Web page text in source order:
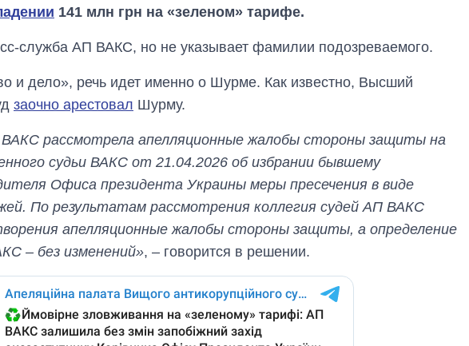
141 млн грн на «зеленом» тарифе.
служба АП ВАКС, но не указывает фамилии подозреваемого.
и дело», речь идет именно о Шурме. Как известно, Высший
заочно арестовал Шурму.
рассмотрела апелляционные жалобы стороны защиты на
судьи ВАКС от 21.04.2026 об избрании бывшему
Офиса президента Украины меры пресечения в виде
По результатам рассмотрения коллегия судей АП ВАКС
апелляционные жалобы стороны защиты, а определение
– без изменений», – говорится в решении.
на чипы за
последние годы и
что прогнозируют
на 2027-й